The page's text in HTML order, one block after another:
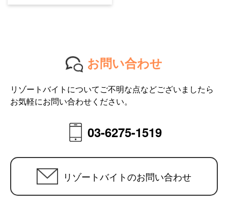
お問い合わせ
リゾートバイトについてご不明な点などございましたら
お気軽にお問い合わせください。
03-6275-1519
リゾートバイトのお問い合わせ